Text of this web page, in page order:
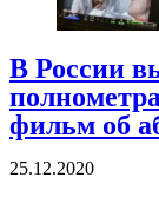
В России
фильм об
25.12.2020